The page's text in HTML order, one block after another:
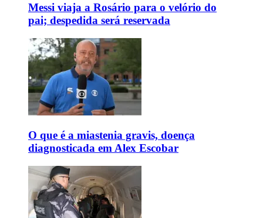
Messi viaja a Rosário para o velório do
pai; despedida será reservada
O que é a miastenia gravis, doença
diagnosticada em Alex Escobar